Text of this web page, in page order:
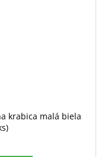
krabica malá biela